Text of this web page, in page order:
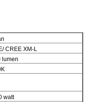
CREE XM-L
lumen
watt